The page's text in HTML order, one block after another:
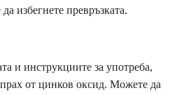
избегнете превръзката.
и инструкциите за употреба,
от цинков оксид. Можете да